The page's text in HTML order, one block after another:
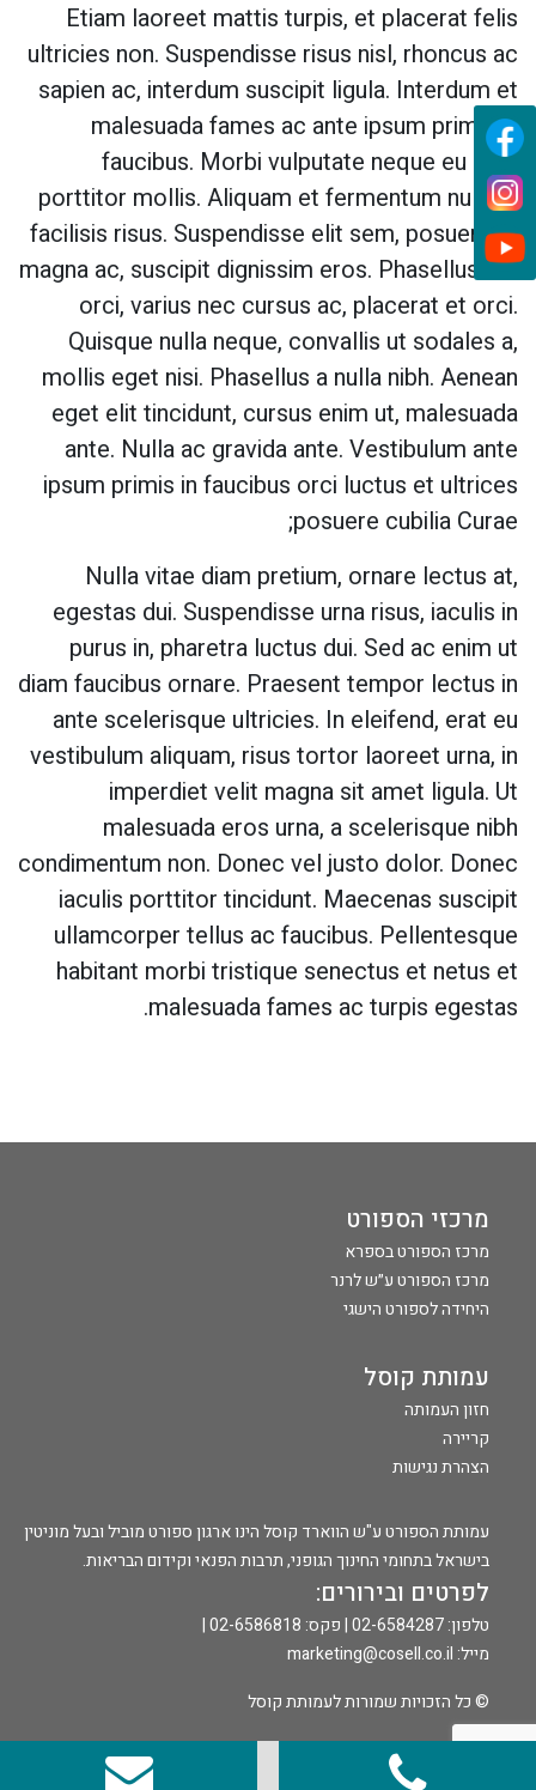
Etiam laoreet mattis turpis, et placerat felis
ultricies non. Suspendisse risus nisl, rhoncus ac
sapien ac, interdum suscipit ligula. Interdum et
malesuada fames ac ante ipsum primis in
faucibus. Morbi vulputate neque eu sem
porttitor mollis. Aliquam et fermentum nulla, a
facilisis risus. Suspendisse elit sem, posuere at
magna ac, suscipit dignissim eros. Phasellus nisi
orci, varius nec cursus ac, placerat et orci.
Quisque nulla neque, convallis ut sodales a,
mollis eget nisi. Phasellus a nulla nibh. Aenean
eget elit tincidunt, cursus enim ut, malesuada
ante. Nulla ac gravida ante. Vestibulum ante
ipsum primis in faucibus orci luctus et ultrices
posuere cubilia Curae;
Nulla vitae diam pretium, ornare lectus at,
egestas dui. Suspendisse urna risus, iaculis in
purus in, pharetra luctus dui. Sed ac enim ut
diam faucibus ornare. Praesent tempor lectus in
ante scelerisque ultricies. In eleifend, erat eu
vestibulum aliquam, risus tortor laoreet urna, in
imperdiet velit magna sit amet ligula. Ut
malesuada eros urna, a scelerisque nibh
condimentum non. Donec vel justo dolor. Donec
iaculis porttitor tincidunt. Maecenas suscipit
ullamcorper tellus ac faucibus. Pellentesque
habitant morbi tristique senectus et netus et
malesuada fames ac turpis egestas.
מרכזי הספורט
מרכז הספורט בספרא
מרכז הספורט ע״ש לרנר
היחידה לספורט הישגי
עמותת קוסל
חזון העמותה
קריירה
הצהרת נגישות
עמותת הספורט ע"ש הווארד קוסל הינו ארגון ספורט מוביל ובעל מוניטין
בישראל בתחומי החינוך הגופני, תרבות הפנאי וקידום הבריאות.
לפרטים ובירורים:
טלפון: 02-6584287 | פקס: 02-6586818 |
מייל: marketing@cosell.co.il
© כל הזכויות שמורות לעמותת קוסל